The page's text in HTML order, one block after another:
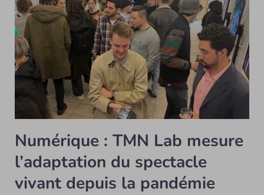
Numérique : TMN Lab mesure
l’adaptation du spectacle
vivant depuis la pandémie